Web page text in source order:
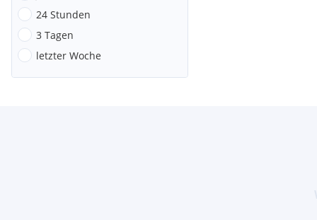
24 Stunden
3 Tagen
letzter Woche